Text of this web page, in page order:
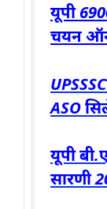
यूपी
चयन
ASO
यूपी
सारणी